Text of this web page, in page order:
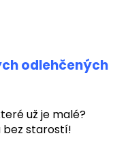
odlehčených
už je malé?
bez starostí!